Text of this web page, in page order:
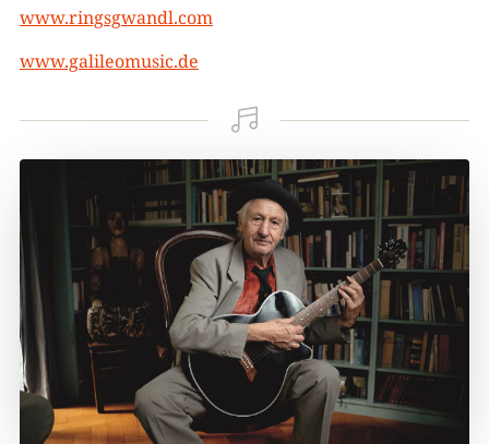
www.ringsgwandl.com
www.galileomusic.de
